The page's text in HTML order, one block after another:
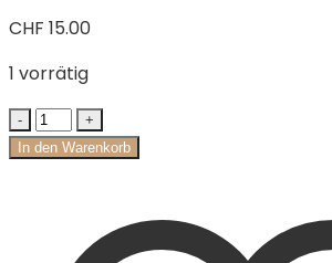
CHF 15.00
1 vorrätig
In den Warenkorb